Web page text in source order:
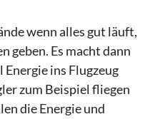
wenn alles gut läuft,
geben. Es macht dann
ins Flugzeug
zum Beispiel fliegen
die Energie und